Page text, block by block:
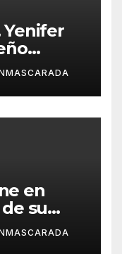
Yenifer
de
Juan de
Prix
en
su